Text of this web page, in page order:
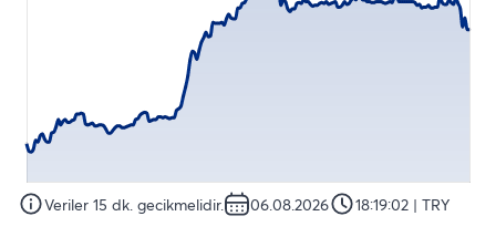
Veriler 15 dk. gecikmelidir. 06.08.2026 18:19:02 | TRY